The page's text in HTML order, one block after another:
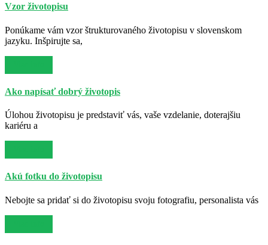
Vzor životopisu
Ponúkame vám vzor štrukturovaného životopisu v slovenskom
jazyku. Inšpirujte sa,
Ako napísať dobrý životopis
Úlohou životopisu je predstaviť vás, vaše vzdelanie, doterajšiu
kariéru a
Akú fotku do životopisu
Nebojte sa pridať si do životopisu svoju fotografiu, personalista vás